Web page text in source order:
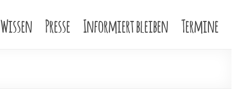
Wissen Presse Informiert bleiben Termine